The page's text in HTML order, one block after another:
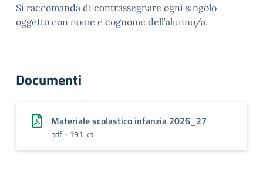
Si raccomanda di contrassegnare ogni singolo
oggetto con nome e cognome dell’alunno/a.
Documenti
Materiale scolastico infanzia 2026_27
pdf - 191 kb